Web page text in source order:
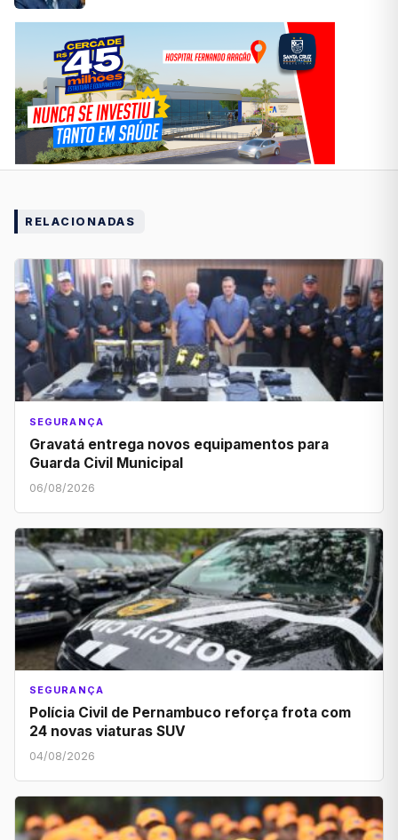
RELACIONADAS
SEGURANÇA
Gravatá entrega novos equipamentos para
Guarda Civil Municipal
06/08/2026
SEGURANÇA
Polícia Civil de Pernambuco reforça frota com
24 novas viaturas SUV
04/08/2026